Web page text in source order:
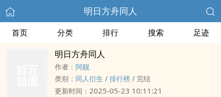
明日方舟‌同‍人‍‎
首页 分类 排行 搜索 足迹
明日方舟‌同‍人‍‎
作者： 阿靓
类别： ‌同‍人‍‎衍生 / 排行榜 / 完结
更新时间： 2025-05-23 10:11:21